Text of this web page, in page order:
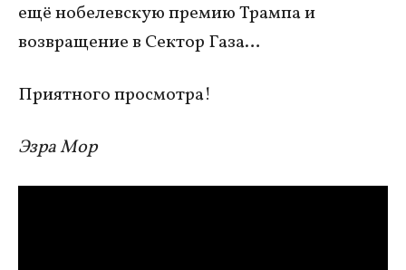
ещё нобелевскую премию Трампа и
возвращение в Сектор Газа…
Приятного просмотра!
Эзра Мор